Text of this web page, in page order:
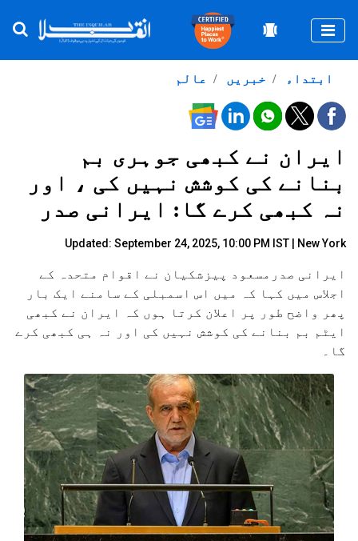
عالم خبریں ابتداء
ایران نے کبھی جوہری بم
بنانے کی کوشش نہیں کی ، اور
نہ کبھی کرے گا: ایرانی صدر
Updated: September 24, 2025, 10:00 PM IST | New York
ایرانی صدرمسعود پیزشکیان نے اقوام متحدہ کے
اجلاس میں کہا کہ میں اس اسمبلی کے سامنے ایک بار
پھر واضح طور پر اعلان کرتا ہوں کہ ایران نے کبھی
ایٹم بم بنانے کی کوشش نہیں کی اور نہ ہی کبھی کرے
گا۔